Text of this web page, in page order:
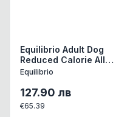
Equilibrio Adult Dog
Reduced Calorie All
Breeds -
храна за израснали
кучета от всички
породи 12 кг
Equilibrio
127.90 лв
€65.39